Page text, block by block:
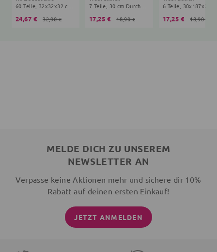
60 Teile, 32x32x32 cm, 5+ Monate, bunt
24,67 € 32,90 €
7 Teile, 30 cm Durchmesser, 3+ Jahre, braun
17,25 € 18,90 € 17,25 € 18,90 €
MELDE DICH ZU UNSEREM
NEWSLETTER AN
Verpasse keine Aktionen mehr und sichere dir 10%
Rabatt auf deinen ersten Einkauf!
JETZT ANMELDEN